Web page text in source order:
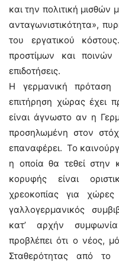
και την πολιτική μισθών
ανταγωνιστικότητα»,
του εργατικού
προστίμων και ποινών
επιδοτήσεις.
Η γερμανική
επιτήρηση χώρας έχει
είναι άγνωστο αν η
προσηλωμένη στον
επαναφέρει. Το
η οποία θα τεθεί στην
κορυφής είναι
χρεοκοπίας για
γαλλογερμανικός
κατ’ αρχήν
προβλέπει ότι ο νέος,
Σταθερότητας από το